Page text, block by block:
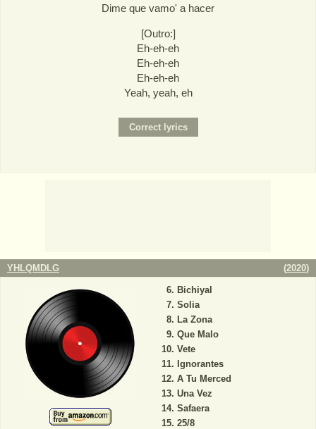
Dime que vamo' a hacer
[Outro:]
Eh-eh-eh
Eh-eh-eh
Eh-eh-eh
Yeah, yeah, eh
YHLQMDLG (2020)
Bichiyal
Solia
La Zona
Que Malo
Vete
Ignorantes
A Tu Merced
Una Vez
Safaera
25/8